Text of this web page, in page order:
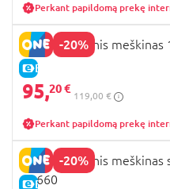
Perkant papildomą prekę
-20%
E-KAINA
LLOPIS pliušinis
95,20 €
119,00 €
Perkant papildomą prekę
-20%
E-KAINA
LLOPIS pliušinis
10660